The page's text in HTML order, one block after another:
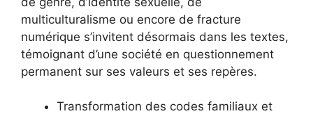
multiculturalisme ou encore de fracture
numérique s’invitent désormais dans les textes,
témoignant d’une société en questionnement
permanent sur ses valeurs et ses repères.
Transformation des codes familiaux et